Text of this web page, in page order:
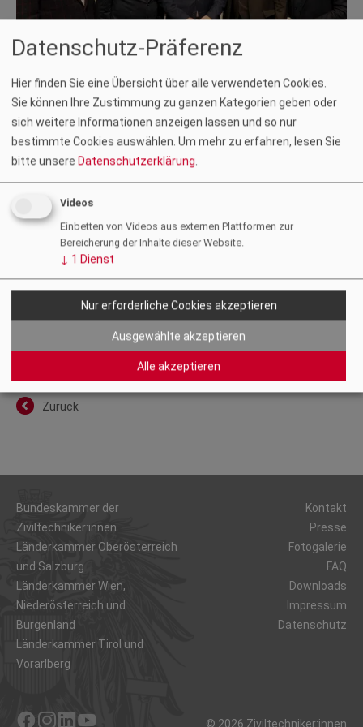
Datenschutz-Präferenz
Hier finden Sie eine Übersicht über alle verwendeten Cookies.
Sie können Ihre Zustimmung zu ganzen Kategorien geben oder
sich weitere Informationen anzeigen lassen und so nur
bestimmte Cookies auswählen. Um mehr zu erfahren, lesen Sie
bitte unsere Datenschutzerklärung
Videos
Einbetten von Videos aus externen Plattformen zur
Bereicherung der Inhalte dieser Website.
↓ 1 Dienst
Nur erforderliche Cookies akzeptieren
Ausgewählte akzeptieren
Alle akzeptieren
Beim Tag der Kärntner Bauwirtschaft am 26. Februar 2026 an
der FH Kärnten in Villach trafen sich rund 350 Vertreter:innen
Zukunftsthemen der Bauwirtschaft.
Zivilingenieur:innen und Architekt:innen begleiteten die vom
ÖIAV Süd organisierte Veranstaltung. Präsident Gustav Spener
begrüßte die Teilnehmer:innen und nutzte die Gelegenheit am
Podium mit Vertreter:innen aus Wirtschaft und Studierenden
zu Themen wie Digitalisierung, nachhaltigem Bauen und neuen
Formen der Zusammenarbeit in Dialog zu treten.
Den ausführlichen Nachbericht des Veranstalters finden Sie
Zurück
Bundeskammer der
Ziviltechniker:innen
Länderkammer Oberösterreich
und Salzburg
Länderkammer Wien,
Niederösterreich und
Burgenland
Länderkammer Tirol und
Vorarlberg
Kontakt
Presse
Fotogalerie
FAQ
Downloads
Impressum
Datenschutz
© 2026 Ziviltechniker:innen